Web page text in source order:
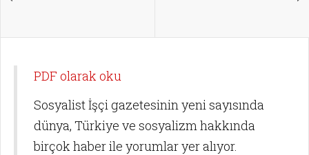
PDF olarak oku
Sosyalist İşçi gazetesinin yeni sayısında
dünya, Türkiye ve sosyalizm hakkında
birçok haber ile yorumlar yer alıyor.